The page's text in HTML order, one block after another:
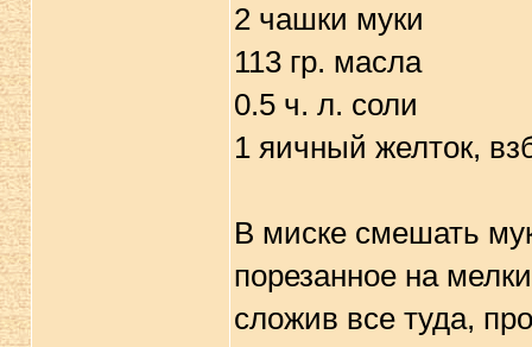
2 чашки муки
113 гр. масла
0.5 ч. л. соли
1 яичный желток,
В миске смешать
порезанное на
сложив все туда,